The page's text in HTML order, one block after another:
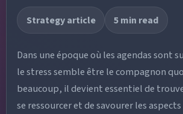
PLAISIRS RAFFINÉS POUR MOMENTS
Strategy article 5 min read
Dans une époque où les agendas sont
le stress semble être le compagnon
beaucoup, il devient essentiel de
se ressourcer et de savourer les